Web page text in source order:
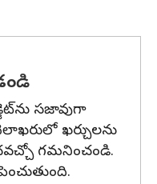
సజావుగా
ఖర్చులను
గమనించండి.